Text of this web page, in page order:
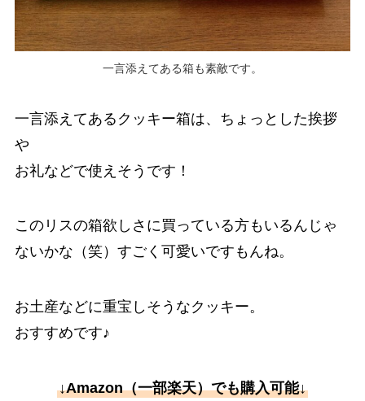
一言添えてある箱も素敵です。
一言添えてあるクッキー箱は、ちょっとした挨拶
や
お礼などで使えそうです！
このリスの箱欲しさに買っている方もいるんじゃ
ないかな（笑）すごく可愛いですもんね。
お土産などに重宝しそうなクッキー。
おすすめです♪
↓Amazon（一部楽天）でも購入可能↓